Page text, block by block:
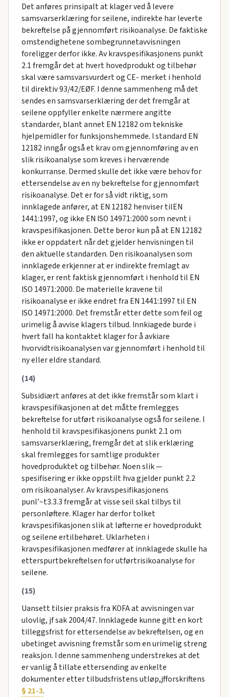
Det anføres prinsipalt at klager ved å levere
samsvarserklæring for seilene, indirekte har leverte
bekreftelse på gjennomført risikoanalyse. De faktiske
omstendighetene sombegrunnetavvisningen
foreligger derfor ikke. Av kravspesifikasjonens punkt
2.1 fremgår det at hvert hovedprodukt og tilbehør
skal være samsvarsvurdert og CE- merket i henhold
til direktiv 93/42/EØF. I denne sammenheng må det
sendes en samsvarserklæring der det fremgår at
seilene oppfyller enkelte nærmere angitte
standarder, blant annet EN 12182 om tekniske
hjelpemidler for funksjonshemmede. I standard EN
12182 inngår også et krav om gjennomføring av en
slik risikoanalyse som kreves i herværende
konkurranse. Dermed skulle det ikke være behov for
ettersendelse av en ny bekreftelse for gjennomført
risikoanalyse. Det er for så vidt riktig, som
innklagede anfører, at EN 12182 henviser tilEN
1441:1997, og ikke EN ISO 14971:2000 som nevnt i
kravspesifikasjonen. Dette beror kun på at EN 12182
ikke er oppdatert når det gjelder henvisningen til
den aktuelle standarden. Den risikoanalysen som
innklagede erkjenner at er indirekte fremlagt av
klager, er rent faktisk gjennomført i henhold til EN
ISO 14971:2000. De materielle kravene til
risikoanalyse er ikke endret fra EN 1441:1997 til EN
ISO 14971:2000. Det fremstår etter dette som feil og
urimelig å avvise klagers tilbud. Innkiagede burde i
hvert fall ha kontaktet klager for å avkiare
hvorvidtrisikoanalysen var gjennomført i henhold til
ny eller eldre standard.
(14)
Subsidiært anføres at det ikke fremstår som klart i
kravspesifikasjonen at det måtte fremlegges
bekreftelse for utført risikoanalyse også for seilene. I
henhold til kravspesifikasjonens punkt 2.1 om
samsvarserklæring, fremgår det at slik erklæring
skal fremlegges for samtlige produkter
hovedproduktet og tilbehør. Noen slik —
spesifisering er ikke oppstilt hva gjelder punkt 2.2
om risikoanalyser. Av kravspesifikasjonens
punl’~t3.3.3 fremgår at visse seil skal tilbys til
personløftere. Klager har derfor tolket
kravspesifikasjonen slik at løfterne er hovedprodukt
og seilene ertilbehøret. Uklarheten i
kravspesifikasjonen medfører at innklagede skulle ha
etterspurtbekreftelsen for utførtrisikoanalyse for
seilene.
(15)
Uansett tilsier praksis fra KOFA at avvisningen var
ulovlig, jf sak 2004/47. Innklagede kunne gitt en kort
tilleggsfrist for ettersendelse av bekreftelsen, og en
ubetinget avvisning fremstår som en urimelig streng
reaksjon. I denne sammenheng understrekes at det
er vanlig å tillate ettersending av enkelte
dokumenter etter tilbudsfristens utløp,jfforskriftens
§ 21-3.